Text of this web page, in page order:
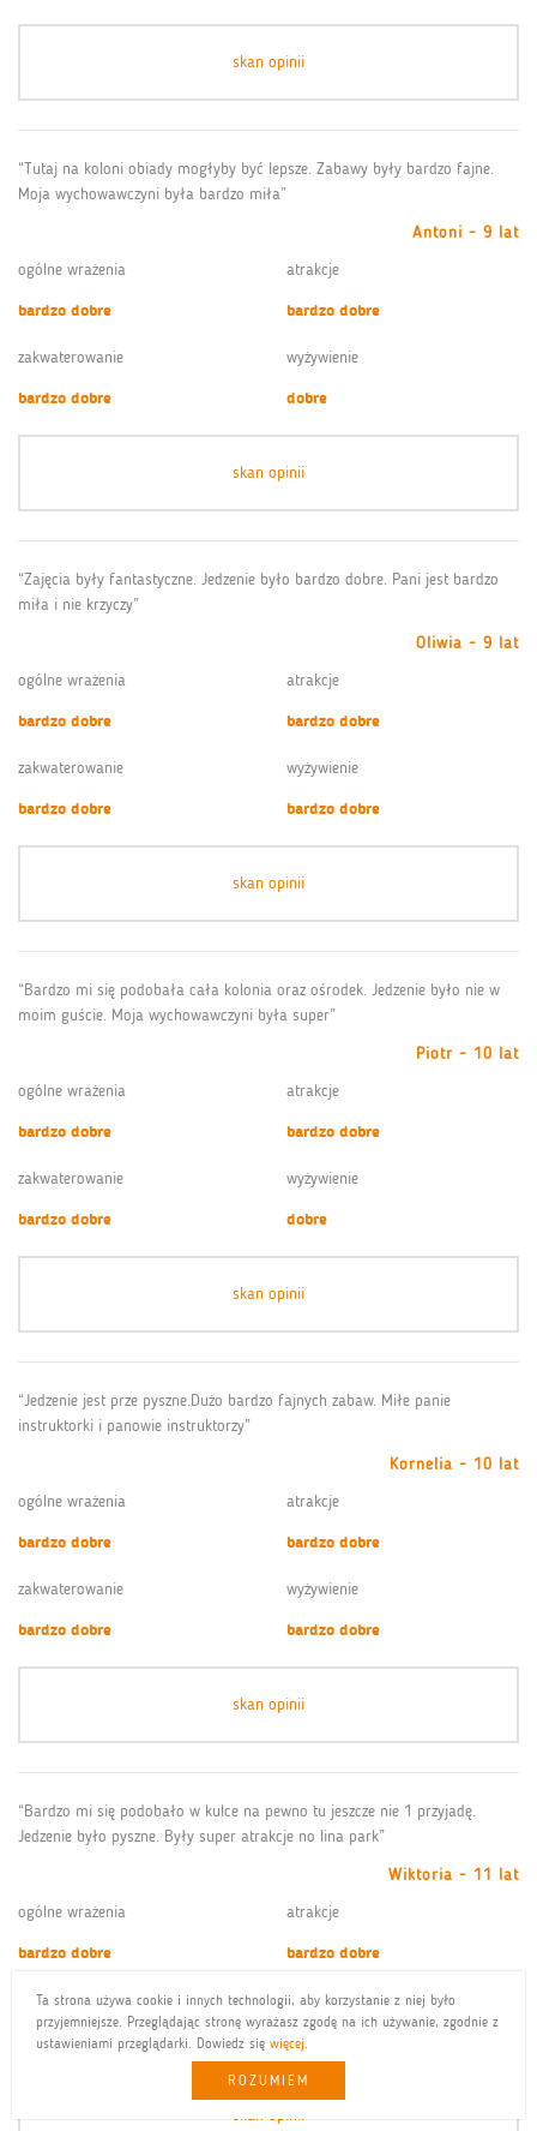
Ta strona używa cookie i innych technologii, aby korzystanie z niej było
przyjemniejsze. Przeglądając stronę wyrażasz zgodę na ich używanie, zgodnie z
ustawieniami przeglądarki. Dowiedz się więcej.
ROZUMIEM
skan opinii
“Tutaj na koloni obiady mogłyby być lepsze. Zabawy były bardzo fajne.
Moja wychowawczyni była bardzo miła”
Antoni - 9 lat
ogólne wrażenia
bardzo dobre
atrakcje
bardzo dobre
zakwaterowanie
bardzo dobre
wyżywienie
dobre
skan opinii
“Zajęcia były fantastyczne. Jedzenie było bardzo dobre. Pani jest bardzo
miła i nie krzyczy”
Oliwia - 9 lat
ogólne wrażenia
bardzo dobre
atrakcje
bardzo dobre
zakwaterowanie
bardzo dobre
wyżywienie
bardzo dobre
skan opinii
“Bardzo mi się podobała cała kolonia oraz ośrodek. Jedzenie było nie w
moim guście. Moja wychowawczyni była super”
Piotr - 10 lat
ogólne wrażenia
bardzo dobre
atrakcje
bardzo dobre
zakwaterowanie
bardzo dobre
wyżywienie
dobre
skan opinii
“Jedzenie jest prze pyszne.Dużo bardzo fajnych zabaw. Miłe panie
instruktorki i panowie instruktorzy”
Kornelia - 10 lat
ogólne wrażenia
bardzo dobre
atrakcje
bardzo dobre
zakwaterowanie
bardzo dobre
wyżywienie
bardzo dobre
skan opinii
“Bardzo mi się podobało w kulce na pewno tu jeszcze nie 1 przyjadę.
Jedzenie było pyszne. Były super atrakcje no lina park”
Wiktoria - 11 lat
ogólne wrażenia
bardzo dobre
atrakcje
bardzo dobre
zakwaterowanie
bardzo dobre
wyżywienie
bardzo dobre
skan opinii